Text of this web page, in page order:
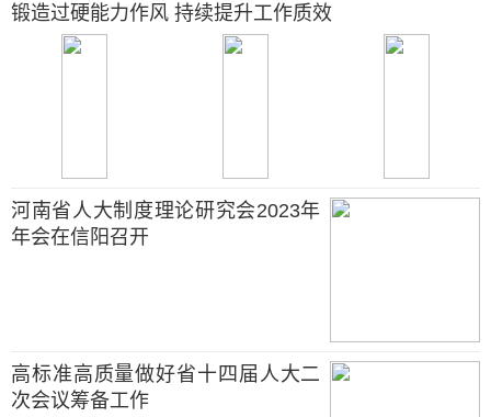
锻造过硬能力作风 持续提升工作质效
河南省人大制度理论研究会2023年
年会在信阳召开
高标准高质量做好省十四届人大二
次会议筹备工作